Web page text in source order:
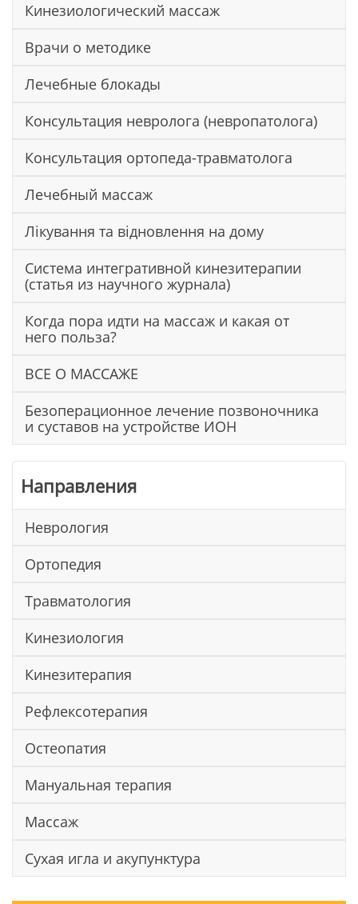
Кинезиологический массаж
Врачи о методике
Лечебные блокады
Консультация невролога (невропатолога)
Консультация ортопеда-травматолога
Лечебный массаж
Лікування та відновлення на дому
Система интегративной кинезитерапии
(статья из научного журнала)
Когда пора идти на массаж и какая от
него польза?
ВСЕ О МАССАЖЕ
Безоперационное лечение позвоночника
и суставов на устройстве ИОН
Направления
Неврология
Ортопедия
Травматология
Кинезиология
Кинезитерапия
Рефлексотерапия
Остеопатия
Мануальная терапия
Массаж
Сухая игла и акупунктура